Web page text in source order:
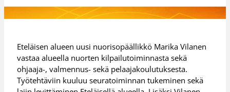
Eteläisen alueen uusi nuorisopäällikkö Marika Vilanen
vastaa alueella nuorten kilpailutoiminnasta sekä
ohjaaja-, valmennus- sekä pelaajakoulutuksesta.
Työtehtäviin kuuluu seuratoiminnan tukeminen sekä